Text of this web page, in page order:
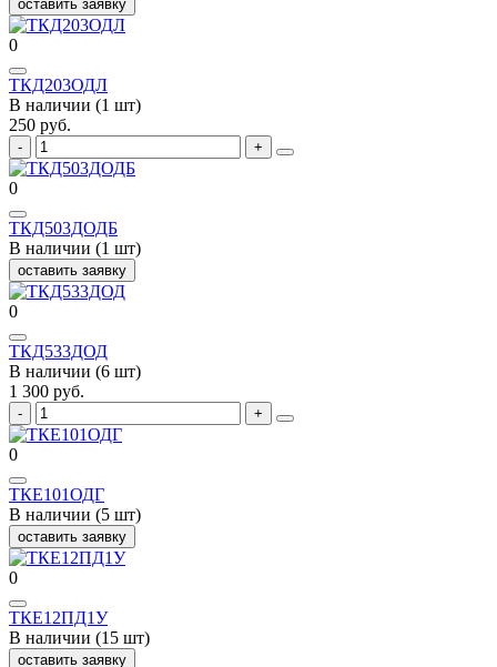
оставить заявку
0
ТКД203ОДЛ
В наличии (1 шт)
250 руб.
0
ТКД503ДОДБ
В наличии (1 шт)
оставить заявку
0
ТКД533ДОД
В наличии (6 шт)
1 300 руб.
0
ТКЕ101ОДГ
В наличии (5 шт)
оставить заявку
0
ТКЕ12ПД1У
В наличии (15 шт)
оставить заявку